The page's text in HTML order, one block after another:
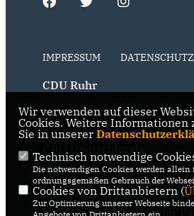
IMPRESSUM DATENSCHUTZ
CDU Ruhr
CDU NRW
RSS der Neuigkeiten der
RSS der Neuigkeiten der
Wir verwenden auf dieser
Cookies. Weitere Informationen
Sie in unserer
Technisch notwendige
Die notwendigen Cookies werden allein
ordnungsgemäßen Gebrauch der
Cookies von Drittanbietern (
Zur Optimierung unserer Webseite